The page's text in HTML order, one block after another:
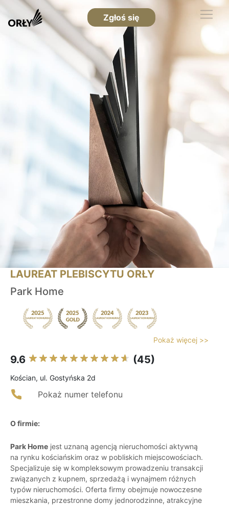
Zgłoś się
LAUREAT PLEBISCYTU ORŁY
Park Home
Pokaż więcej >>
9.6 (45)
Kościan, ul. Gostyńska 2d
Pokaż numer telefonu
O firmie:
Park Home jest uznaną agencją nieruchomości aktywną
na rynku kościańskim oraz w pobliskich miejscowościach.
Specjalizuje się w kompleksowym prowadzeniu transakcji
związanych z kupnem, sprzedażą i wynajmem różnych
typów nieruchomości. Oferta firmy obejmuje nowoczesne
mieszkania, przestronne domy jednorodzinne, atrakcyjne